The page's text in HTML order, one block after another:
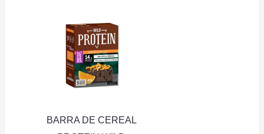
BARRA DE CEREAL